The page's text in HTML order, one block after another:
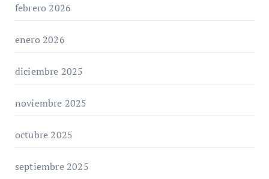
febrero 2026
enero 2026
diciembre 2025
noviembre 2025
octubre 2025
septiembre 2025